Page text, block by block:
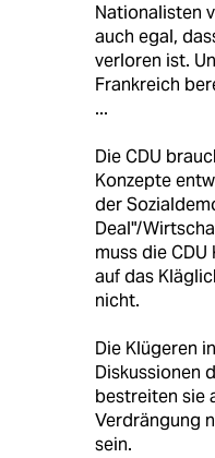
Nationalisten
auch egal,
verloren ist.
Frankreich
...
Die CDU
Konzepte
der
Deal"/
muss die
auf das
nicht.
Die Klügeren
Diskussionen
bestreiten sie
Verdrängung
sein.